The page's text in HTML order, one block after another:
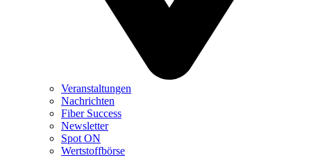
Veranstaltungen
Nachrichten
Fiber Success
Newsletter
Spot ON
Wertstoffbörse